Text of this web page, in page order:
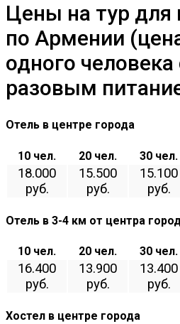
Цены на тур для
по Армении
одного человека
разовым
Отель в центре города
10 чел. 20 чел. 30 чел.
18.000
руб.
15.500
руб.
15.100
руб.
Отель в 3-4 км от центра
10 чел. 20 чел. 30 чел.
16.400
руб.
13.900
руб.
13.400
руб.
Хостел в центре города